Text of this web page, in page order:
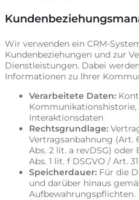
Wir verwenden ein CRM-
Kundenbeziehungen und zur
Dienstleistungen. Dabei
Informationen zu Ihrer
Verarbeitete Daten:
Kommunikationshistorie,
Interaktionsdaten
Rechtsgrundlage:
Vertragsanbahnung (Art.
Abs. 2 lit. a revDSG)
Abs. 1 lit. f DSGVO / Art.
Speicherdauer: Für die
und darüber hinaus
Aufbewahrungspflichten.